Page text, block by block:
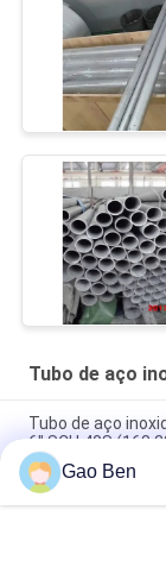
Tubo de aço
Tubo de aço
6" SCH 40S
N10276 Tubo
Hastelloy C-276
Tubulação sem
Gao Ben